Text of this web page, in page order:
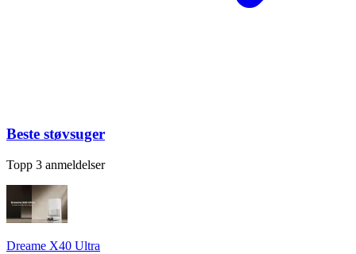
Beste støvsuger
Topp 3 anmeldelser
Dreame X40 Ultra